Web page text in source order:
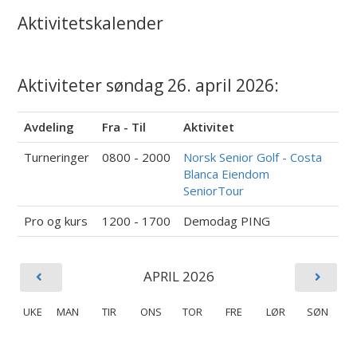
Aktivitetskalender
Aktiviteter søndag 26. april 2026:
Avdeling Fra - Til
Aktivitet
Turneringer
0800 - 2000
Norsk Senior Golf - Costa
Blanca Eiendom
SeniorTour
Pro og kurs
1200 - 1700 Demodag PING
APRIL 2026
UKE MAN TIR ONS TOR FRE LØR SØN